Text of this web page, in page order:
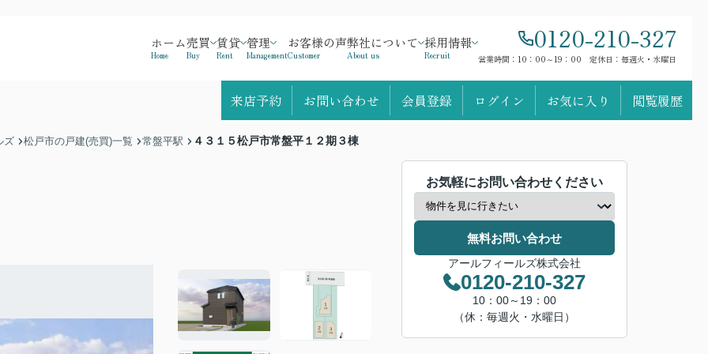
ホーム
Home
売買
Buy
賃貸
Rent
管理
Management
お客様の声
Customer
弊社について
About us
採用情報
Recruit
0120-210-327
営業時間：10：00～19：00 定休日：毎週火・水曜日
来店予約 お問い合わせ 会員登録 ログイン お気に入り 閲覧履歴
ズ 松戸市の戸建(売買)一覧 常盤平駅 ４３１５松戸市常盤平１２期３棟
お気軽にお問い合わせください
無料お問い合わせ
アールフィールズ株式会社
0120-210-327
10：00～19：00
（休：毎週火・水曜日）